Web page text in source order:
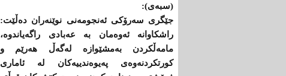
(سبەی):
جێگری‌ سه‌رۆكی‌ ئه‌نجومه‌نی‌ نوێنه‌ران ده‌ڵێت:
راشكاوانه‌ ئه‌وه‌مان به عه‌بادی‌ راگه‌یاندوه‌،
مامه‌ڵكردن به‌مشێوازه‌ له‌گه‌ڵ هه‌رێم و
كورتكردنه‌وه‌ی‌ په‌یوه‌ندییه‌كان له‌ ئاماری‌